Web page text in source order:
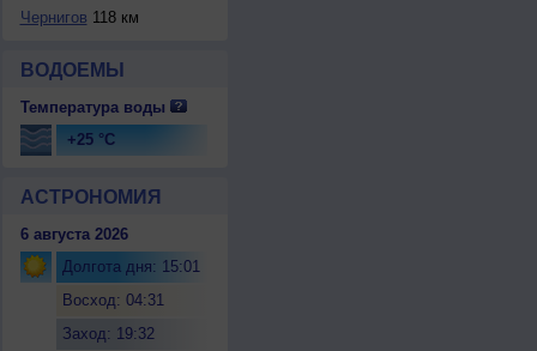
Чернигов 118 км
ВОДОЕМЫ
Температура воды
+25 °C
АСТРОНОМИЯ
6 августа 2026
Долгота дня: 15:01
Восход: 04:31
Заход: 19:32